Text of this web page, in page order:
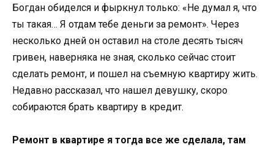
Богдан обиделся и фыркнул только: «Не думал я, что
ты такая… Я отдам тебе деньги за ремонт». Через
несколько дней он оставил на столе десять тысяч
гривен, наверняка не зная, сколько сейчас стоит
сделать ремонт, и пошел на съемную квартиру жить.
Недавно рассказал, что нашел девушку, скоро
собираются брать квартиру в кредит.
Ремонт в квартире я тогда все же сделала, там